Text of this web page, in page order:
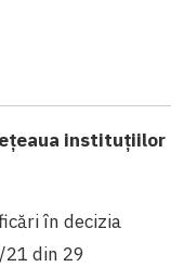
instituțiilor
în decizia
21 din 29